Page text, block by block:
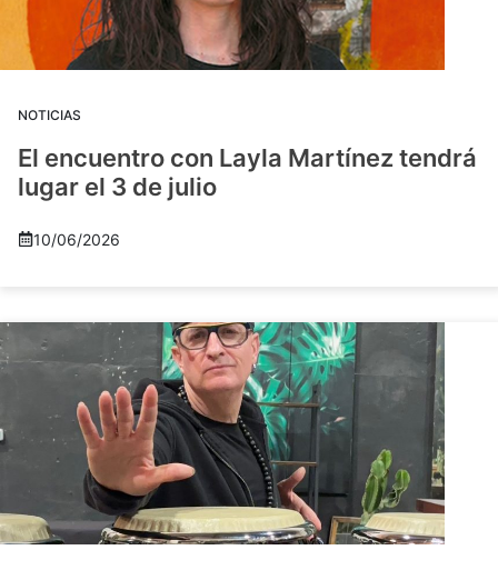
NOTICIAS
El encuentro con Layla Martínez tendrá
lugar el 3 de julio
10/06/2026